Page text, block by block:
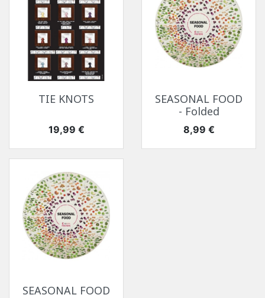
TIE KNOTS
Цена
19,99 €
SEASONAL FOOD
- Folded
Цена
8,99 €
SEASONAL FOOD